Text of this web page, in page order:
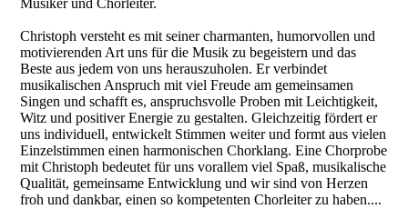
Musiker und Chorleiter.
Christoph versteht es mit seiner charmanten, humorvollen und
motivierenden Art uns für die Musik zu begeistern und das
Beste aus jedem von uns herauszuholen. Er verbindet
musikalischen Anspruch mit viel Freude am gemeinsamen
Singen und schafft es, anspruchsvolle Proben mit Leichtigkeit,
Witz und positiver Energie zu gestalten. Gleichzeitig fördert er
uns individuell, entwickelt Stimmen weiter und formt aus vielen
Einzelstimmen einen harmonischen Chorklang. Eine Chorprobe
mit Christoph bedeutet für uns vorallem viel Spaß, musikalische
Qualität, gemeinsame Entwicklung und wir sind von Herzen
froh und dankbar, einen so kompetenten Chorleiter zu haben....